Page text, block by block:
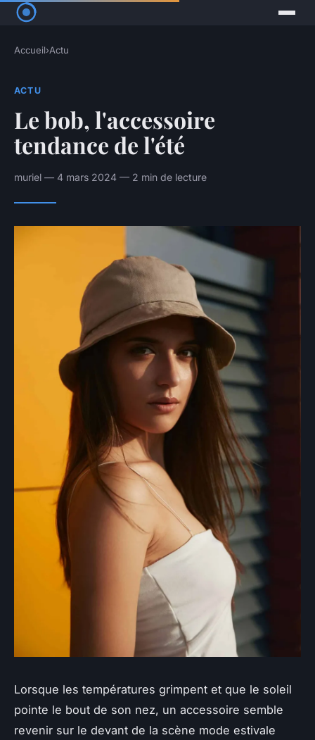
Accueil›Actu
ACTU
Le bob, l'accessoire
tendance de l'été
muriel — 4 mars 2024 — 2 min de lecture
Lorsque les températures grimpent et que le soleil
pointe le bout de son nez, un accessoire semble
revenir sur le devant de la scène mode estivale